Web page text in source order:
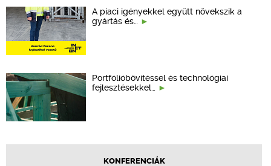
A piaci igényekkel együtt növekszik a
gyártás és…
Portfólióbővítéssel és technológiai
fejlesztésekkel…
KONFERENCIÁK